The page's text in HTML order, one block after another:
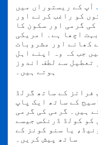
آپ کے ریستوراں میں
کو راغب کرنے اور
گرمی اور سکون کا
اچھا ہے۔ امریکی
کھانے اور مشروبات
جب کہ وہ اپنے اہل
سے لطف اندوز
ہوتے ہیں۔
فرائز کے ساتھ گرلڈ
کے ساتھ ایک پاپ
ہیں۔ گرمی کی گرمی
کو کولڈ ڈرنکس جیسے
یا سنو کونز کے
ساتھ پیش کریں۔